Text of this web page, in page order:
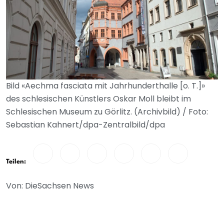
Bild «Aechma fasciata mit Jahrhunderthalle [o. T.]»
des schlesischen Künstlers Oskar Moll bleibt im
Schlesischen Museum zu Görlitz. (Archivbild) / Foto:
Sebastian Kahnert/dpa-Zentralbild/dpa
Teilen:
Von: DieSachsen News